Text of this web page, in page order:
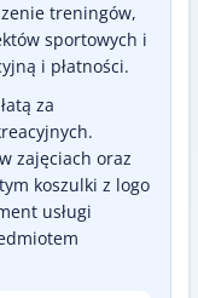
treningów,
sportowych i
i płatności.
za
zajęciach oraz
koszulki z logo
usługi